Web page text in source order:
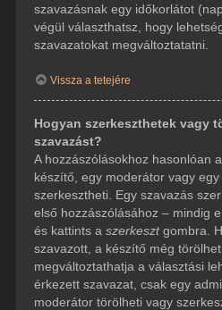
szavazásnak egy időkorlátot
végül választhatsz, hogy
szavazatokat megváltoztatatni.
Vissza a tetejére
Hogyan szerkeszthetek vagy
szavazást?
A hozzászólásokhoz hasonlóan
készítő, egy moderátor vagy
szerkesztheti. Egy szavazás
első hozzászólásához – mindig
és kattints a szerkesztgombra.
szavazott, a készítő még
megváltoztathatja a választási
érkezett szavazat, csak egy
moderátor törölheti vagy